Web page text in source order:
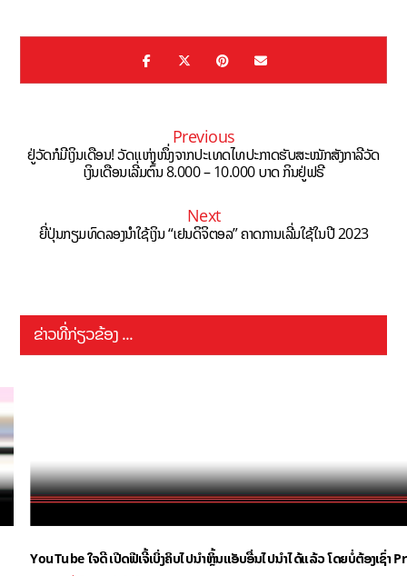
Previous
ຢູ່ວັດກໍມີເງິນເດືອນ! ວັດແຫ່ງໜຶ່ງຈາກປະເທດໄທປະກາດຮັບສະໝັກສັງກາລີວັດ
ເງິນເດືອນເລີ່ມຕົ້ນ 8.000 – 10.000 ບາດ ກິນຢູ່ຟຣີ
Next
ຍີ່ປຸ່ນກຽມທົດລອງນຳໃຊ້ເງິນ “ເຢນດິຈິຕອລ” ຄາດການເລີ່ມໃຊ້ໃນປີ 2023
ຂ່າວທີ່ກ່ຽວຂ້ອງ ...
YouTube ໃຈດີ ເປີດຟີເຈີ້ເບິ່ງຄິບໄປນຳຫຼິ້ນແອັບອື່ນໄປນຳໄດ້ແລ້ວ ໂດຍບໍ່ຕ້ອງເຊົ່າ